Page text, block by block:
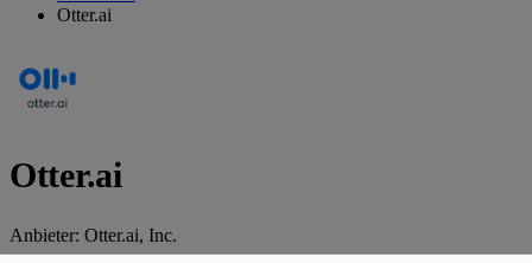
Otter.ai
Otter.ai
Anbieter: Otter.ai, Inc.